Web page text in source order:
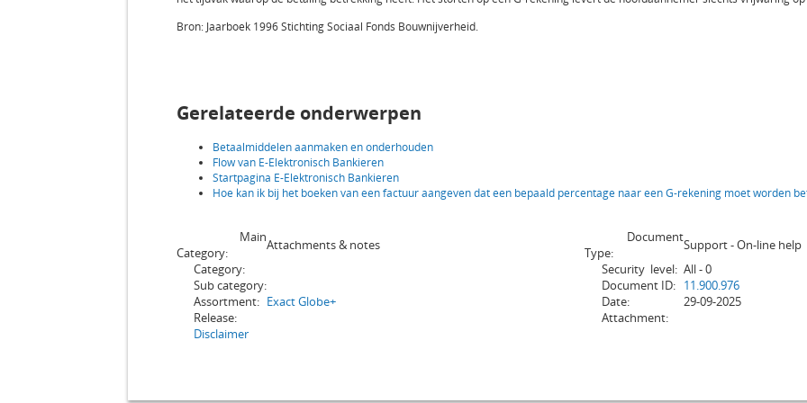
Bron: Jaarboek 1996 Stichting Sociaal Fonds Bouwnijverheid.
Gerelateerde onderwerpen
Betaalmiddelen aanmaken en onderhouden
Flow van E-Elektronisch Bankieren
Startpagina E-Elektronisch Bankieren
Hoe kan ik bij het boeken van een factuur aangeven dat een bepaald percentage naar een G-rekening moet worden
Main
Category:
Attachments & notes
Document
Type:
Support - On-line help
Category:
Security level: All - 0
Sub category:
Document ID: 11.900.976
Assortment: Exact Globe+ Date:
29-09-2025
Release:
Attachment:
Disclaimer